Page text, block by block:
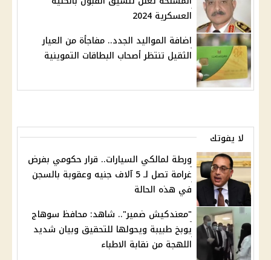
العسكرية 2024
اضافة المواليد الجدد.. مفاجأة من العيار
الثقيل تنتظر أصحاب البطاقات التموينية
لا يفوتك
ورطة لمالكي السيارات.. قرار حكومي بفرض
غرامة تصل لـ 5 آلاف جنيه وعقوبة بالسجن
في هذه الحالة
"معندكيش ضمير".. شاهد: محافظ سوهاج
يوبخ طبيبة ويحولها للتحقيق وبيان شديد
اللهجة من نقابة الاطباء